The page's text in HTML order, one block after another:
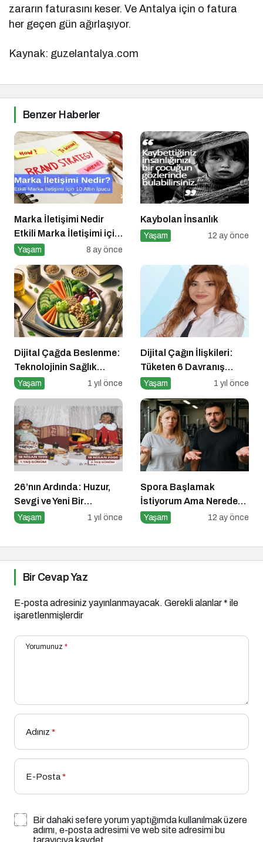
zararın faturasını keser. Ve Antalya için o fatura
her geçen gün ağırlaşıyor.
Kaynak: guzelantalya.com
Benzer Haberler
Marka İletişimi Nedir
Etkili Marka İletişimi için
10 Altın Öneri
Yaşam 8 ay önce
Kaybolan İnsanlık
Yaşam 12 ay önce
Dijital Çağda Beslenme:
Teknolojinin Sağlık
Üzerindeki Etkileri ve
Yaşam 1 yıl önce
Dijital Çağın İlişkileri:
Tüketen 6 Davranış
Biçimi
Yaşam 1 yıl önce
26’nın Ardında: Huzur,
Sevgi ve Yeni Bir
Başlangıç
Yaşam 1 yıl önce
Spora Başlamak
İstiyorum Ama Nereden
Başlayacağımı
Yaşam 12 ay önce
Bir Cevap Yaz
E-posta adresiniz yayınlanmayacak. Gerekli alanlar* ile
işaretlenmişlerdir
Yorumunuz *
Adınız *
E-Posta*
Bir dahaki sefere yorum yaptığımda kullanılmak üzere
adımı, e-posta adresimi ve web site adresimi bu
tarayıcıya kaydet.